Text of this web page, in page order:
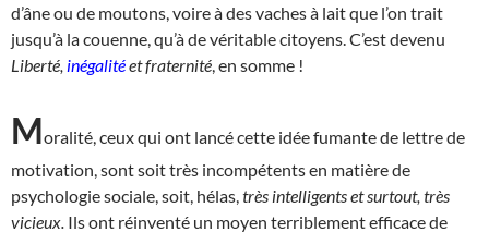
d’âne ou de moutons, voire à des vaches à lait que l’on trait
jusqu’à la couenne, qu’à de véritable citoyens. C’est devenu
Liberté, inégalitéet fraternité , en somme !
Moralité, ceux qui ont lancé cette idée fumante de lettre de
motivation, sont soit très incompétents en matière de
psychologie sociale, soit, hélas, très intelligents et surtout, très
vicieux. Ils ont réinventé un moyen terriblement efficace de